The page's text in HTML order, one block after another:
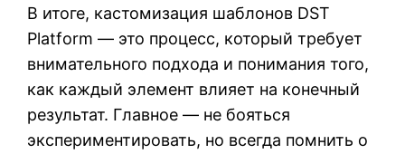
В итоге, кастомизация шаблонов DST
Platform — это процесс, который требует
внимательного подхода и понимания того,
как каждый элемент влияет на конечный
результат. Главное — не бояться
экспериментировать, но всегда помнить о